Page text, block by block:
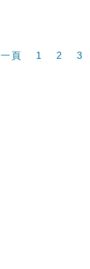
頁 1 2 3